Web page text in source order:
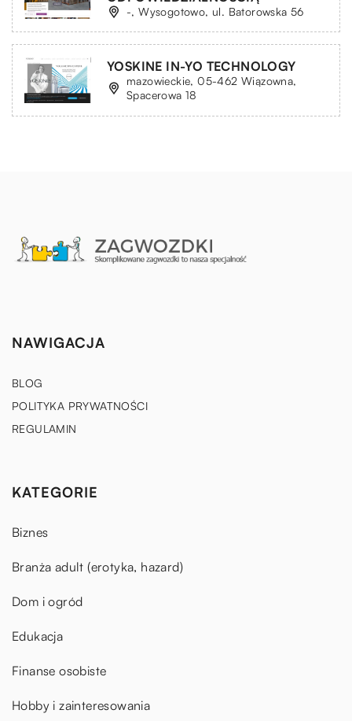
-, Wysogotowo, ul. Batorowska 56
YOSKINE IN-YO TECHNOLOGY
mazowieckie, 05-462 Wiązowna,
Spacerowa 18
NAWIGACJA
BLOG
POLITYKA PRYWATNOŚCI
REGULAMIN
KATEGORIE
Biznes
Branża adult (erotyka, hazard)
Dom i ogród
Edukacja
Finanse osobiste
Hobby i zainteresowania